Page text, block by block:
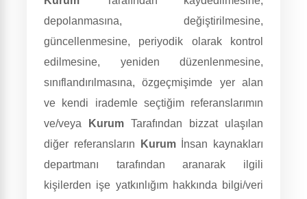
depolanmasına, değiştirilmesine,
güncellenmesine, periyodik olarak kontrol
edilmesine, yeniden düzenlenmesine,
sınıflandırılmasına, özgeçmişimde yer alan
ve kendi irademle seçtiğim referanslarımın
ve/veya
Kurum Tarafından bizzat ulaşılan
diğer referansların
Kurum
İnsan kaynakları
departmanı tarafından aranarak ilgili
kişilerden işe yatkınlığım hakkında bilgi/veri